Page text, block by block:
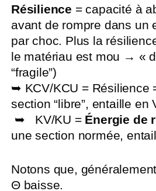
Résilience = capacité à
avant de rompre dans un
par choc. Plus la
le matériau est mou → «
“fragile”)
➥ KCV/KCU = Résilience
section “libre”, entaille en
➥ KV/KU = Énergie de
une section normée,
Notons que,
Θ baisse.